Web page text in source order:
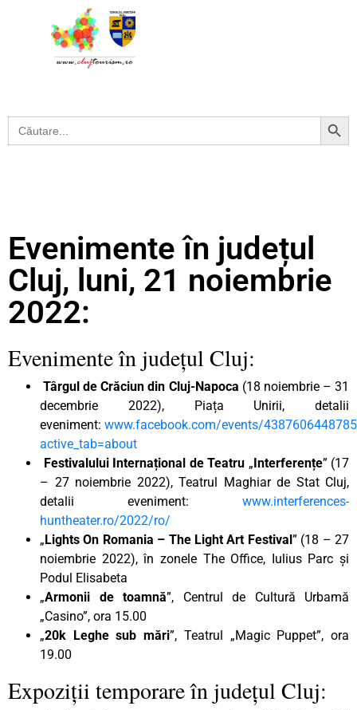
Search
for:
Search Button
Evenimente în județul
Cluj, luni, 21 noiembrie
2022:
Evenimente în județul Cluj:
Târgul de Crăciun din Cluj-Napoca (18 noiembrie – 31
decembrie 2022), Piața Unirii, detalii
eveniment: www.facebook.com/events/
active_tab=about
Festivalului Internațional de Teatru „Interferențe” (17
– 27 noiembrie 2022), Teatrul Maghiar de Stat Cluj,
detalii eveniment: www.interferences-
huntheater.ro/2022/ro/
„Lights On Romania – The Light Art Festival” (18 – 27
noiembrie 2022), în zonele The Office, Iulius Parc și
Podul Elisabeta
„Armonii de toamnă”, Centrul de Cultură Urbamă
„Casino”, ora 15.00
„20k Leghe sub mări”, Teatrul „Magic Puppet”, ora
19.00
Expoziții temporare în județul Cluj: